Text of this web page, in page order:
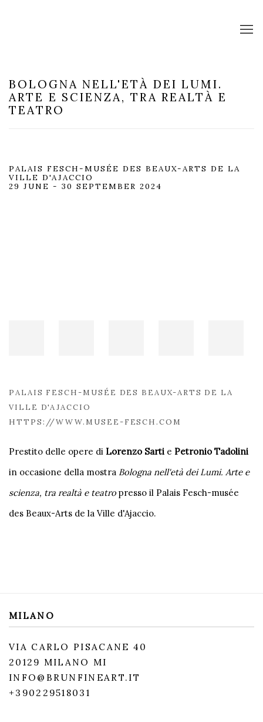
BOLOGNA NELL'ETÀ DEI LUMI.
ARTE E SCIENZA, TRA REALTÀ E
TEATRO
PALAIS FESCH-MUSÉE DES BEAUX-ARTS DE LA
VILLE D'AJACCIO
29 JUNE - 30 SEPTEMBER 2024
PALAIS FESCH-MUSÉE DES BEAUX-ARTS DE LA
VILLE D'AJACCIO
HTTPS://WWW.MUSEE-FESCH.COM
Prestito delle opere di Lorenzo Sarti e Petronio Tadolini
in occasione della mostra Bologna nell'età dei Lumi. Arte e
scienza, tra realtà e teatropresso il Palais Fesch-musée
des Beaux-Arts de la Ville d'Ajaccio.
MILANO
VIA CARLO PISACANE 40
20129 MILANO MI
INFO@BRUNFINEART.IT
+390229518031